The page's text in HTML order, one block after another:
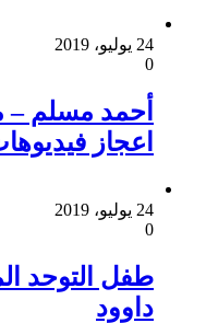
24 يوليو، 2019
0
أحمد مسلم –
اعجاز
24 يوليو، 2019
0
طفل التوحد
داوود